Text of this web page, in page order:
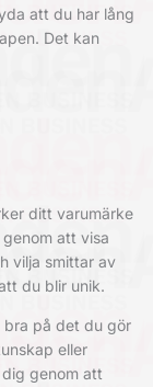
att du har lång
Det kan
ditt varumärke
att visa
vilja smittar av
du blir unik.
bra på det du gör
eller
genom att